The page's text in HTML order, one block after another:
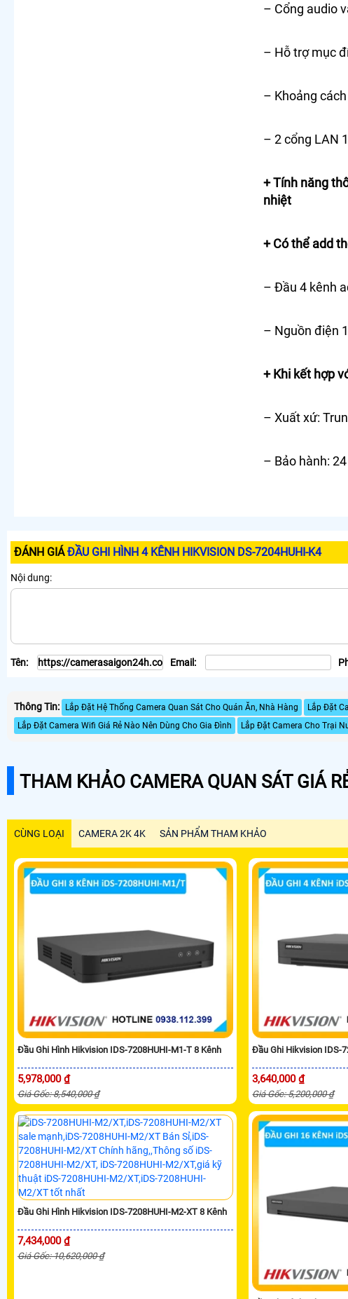
– Cổng audio
– Hỗ trợ mục
– Khoảng
– 2 cổng LAN
+ Tính năng
nhiệt
+ Có thể add
– Đầu 4 kênh
– Nguồn điện
+ Khi kết hợp
– Xuất xứ:
– Bảo hành:
ĐÁNH GIÁĐẦU GHI HÌNH 4 KÊNH HIKVISION DS-7204HUHI-K4
Nội dung:
Tên: Email:
Thông Tin: Lắp Đặt Hệ Thống Camera Quan Sát Cho Quán Ăn, Nhà Hàng Lắp Đặt
Lắp Đặt Camera Wifi Giá Rẻ Nào Nên Dùng Cho Gia Đình
Lắp Đặt Camera Cho Trại
THAM KHẢO CAMERA QUAN SÁT GIÁ
CÙNG LOẠI CAMERA 2K 4K SẢN PHẨM THAM KHẢO
Đầu Ghi Hình Hikvision IDS-7208HUHI-M1-T 8 Kênh
5,978,000 ₫
Giá Gốc: 8,540,000 ₫
Đầu Ghi Hikvision IDS-
3,640,000 ₫
Giá Gốc: 5,200,000 ₫
Đầu Ghi Hình Hikvision IDS-7208HUHI-M2-XT 8 Kênh
7,434,000 ₫
Giá Gốc: 10,620,000 ₫